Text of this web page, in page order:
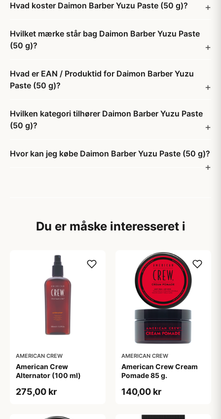
Hvad koster Daimon Barber Yuzu Paste (50 g)?
Hvilket mærke står bag Daimon Barber Yuzu Paste
(50 g)?
Hvad er EAN / Produktid for Daimon Barber Yuzu
Paste (50 g)?
Hvilken kategori tilhører Daimon Barber Yuzu Paste
(50 g)?
Hvor kan jeg købe Daimon Barber Yuzu Paste (50 g)?
Du er måske interesseret i
AMERICAN CREW
American Crew
Alternator (100 ml)
275,00 kr
AMERICAN CREW
American Crew Cream
Pomade 85 g.
140,00 kr